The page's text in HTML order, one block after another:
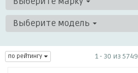
Выберите модель
по рейтингу 1 - 30 из 5749